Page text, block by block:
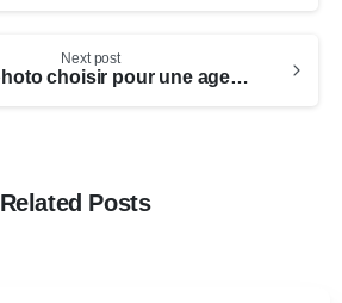
Next post
Quelle photo choisir pour une agence de mannequin : conseils et meilleures pratiques
Related Posts